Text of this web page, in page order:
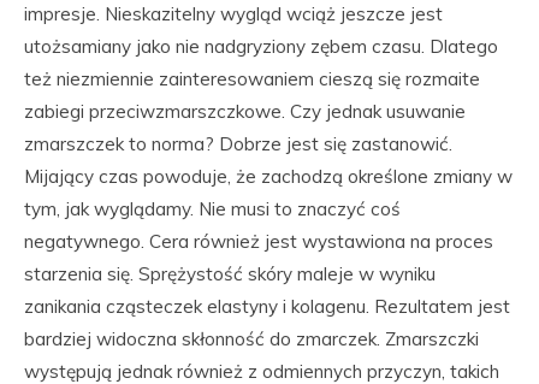
impresje. Nieskazitelny wygląd wciąż jeszcze jest
utożsamiany jako nie nadgryziony zębem czasu. Dlatego
też niezmiennie zainteresowaniem cieszą się rozmaite
zabiegi przeciwzmarszczkowe. Czy jednak usuwanie
zmarszczek to norma? Dobrze jest się zastanowić.
Mijający czas powoduje, że zachodzą określone zmiany w
tym, jak wyglądamy. Nie musi to znaczyć coś
negatywnego. Cera również jest wystawiona na proces
starzenia się. Sprężystość skóry maleje w wyniku
zanikania cząsteczek elastyny i kolagenu. Rezultatem jest
bardziej widoczna skłonność do zmarczek. Zmarszczki
występują jednak również z odmiennych przyczyn, takich